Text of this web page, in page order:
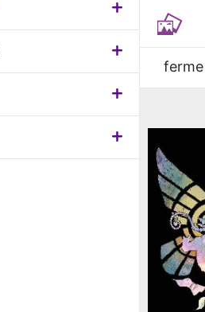
ferme